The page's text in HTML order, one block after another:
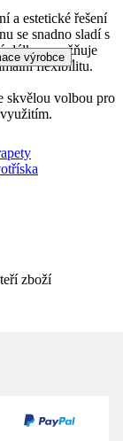
a estetické řešení
se snadno sladí s
délka umožňuje
flexibilitu.
skvělou volbou pro
výrobce .
zboží